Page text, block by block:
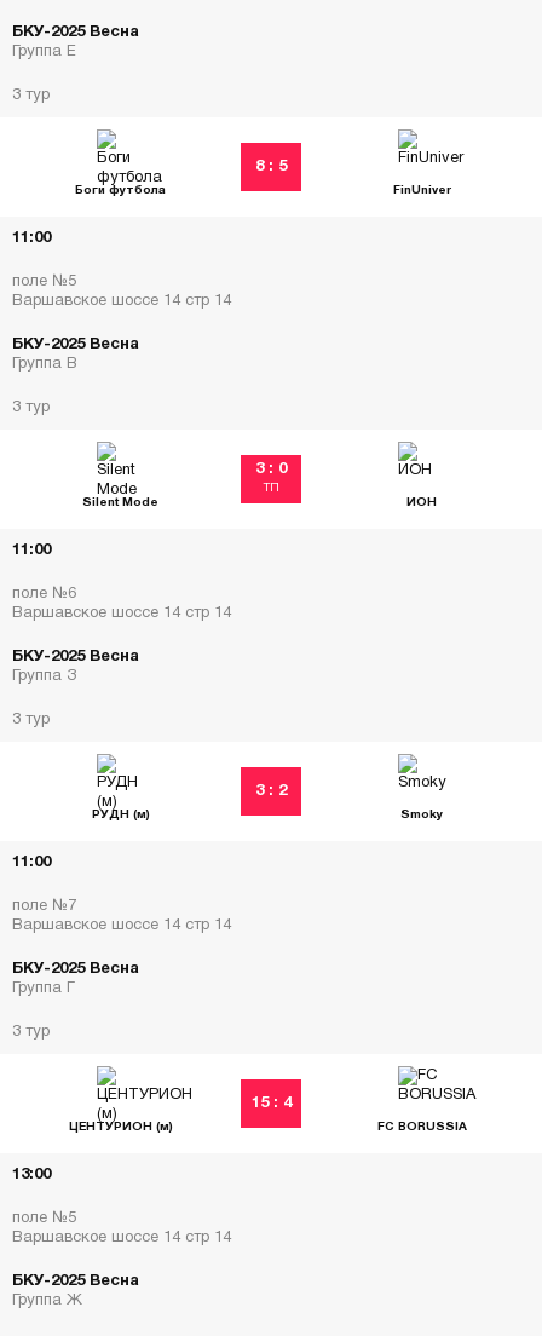
3 тур
БКУ-2025 Весна
Группа Е
11:00
поле №5
Варшавское шоссе 14 стр 14
3 тур
Боги футбола
8 : 5
FinUniver
БКУ-2025 Весна
Группа В
11:00
поле №6
Варшавское шоссе 14 стр 14
3 тур
Silent Mode
3 : 0
ИОН
БКУ-2025 Весна
Группа З
11:00
поле №7
Варшавское шоссе 14 стр 14
3 тур
РУДН (м)
3 : 2
Smoky
БКУ-2025 Весна
Группа Г
13:00
поле №5
Варшавское шоссе 14 стр 14
ЦЕНТУРИОН (м)
15 : 4
FC BORUSSIA
БКУ-2025 Весна
Группа Ж